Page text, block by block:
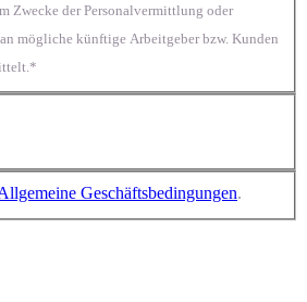
Zwecke der Personalvermittlung oder
mögliche künftige Arbeitgeber bzw. Kunden
Geschäftsbedingungen.